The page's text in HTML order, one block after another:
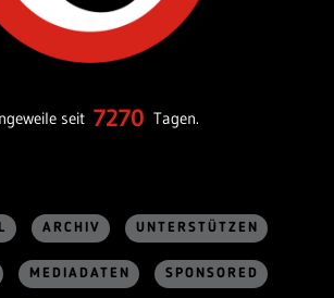
seit 7270 Tagen.
ARCHIV UNTERSTÜTZEN
MEDIADATEN SPONSORED